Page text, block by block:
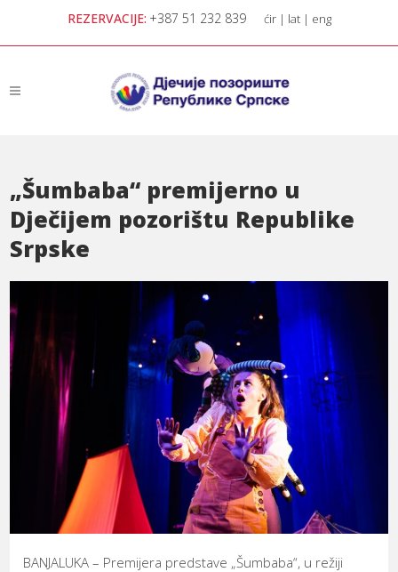
REZERVACIJE: +387 51 232 839 ćir| lat| eng
„Šumbaba“ premijerno u
Dječijem pozorištu Republike
Srpske
BANJALUKA – Premijera predstave „Šumbaba“, u režiji